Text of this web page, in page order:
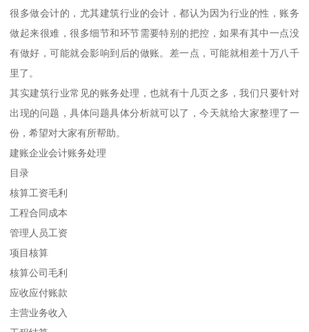
很多做会计的，尤其建筑行业的会计，都认为因为行业的性，账务
做起来很难，很多细节和环节需要特别的把控，如果有其中一点没
有做好，可能就会影响到后的做账。差一点，可能就相差十万八千
里了。
其实建筑行业常见的账务处理，也就有十几页之多，我们只要针对
出现的问题，具体问题具体分析就可以了，今天就给大家整理了一
份，希望对大家有所帮助。
建账企业会计账务处理
目录
核算工资毛利
工程合同成本
管理人员工资
项目核算
核算公司毛利
应收应付账款
主营业务收入